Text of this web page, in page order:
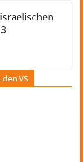
VS